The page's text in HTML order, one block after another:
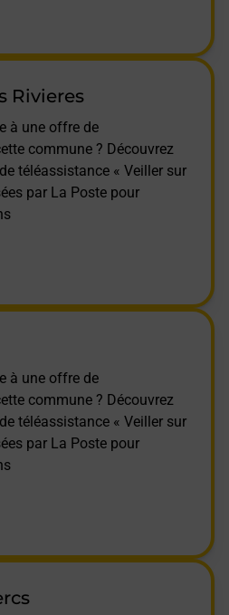
Rivieres
à une offre de
commune ? Découvrez
téléassistance « Veiller sur
par La Poste pour
à une offre de
commune ? Découvrez
téléassistance « Veiller sur
par La Poste pour